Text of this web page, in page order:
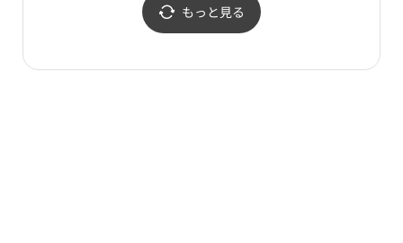
(에뛰드하우스 영등포지
하상가점)
もっと見る